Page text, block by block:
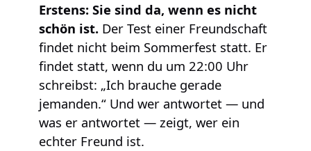
Erstens: Sie sind da, wenn es nicht
schön ist. Der Test einer Freundschaft
findet nicht beim Sommerfest statt. Er
findet statt, wenn du um 22:00 Uhr
schreibst: „Ich brauche gerade
jemanden.“ Und wer antwortet — und
was er antwortet — zeigt, wer ein
echter Freund ist.